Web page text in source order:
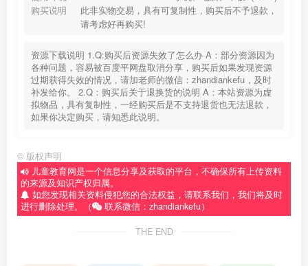
购买说明
此非实物交易，具有可复制性，购买后不予退款，
请考虑好再购买!
资源下载说明 1.Q:购买后资源失效了怎么办 A：部分资源因为
各种问题，容易被百度平网盘取消分享，购买后如果发现资源
过期获得失效的情况，请加老师的微信：zhandiankefu，及时
补发给你。 2.Q：购买后关于退换货的说明 A：本站资源为虚
拟物品，具有复制性，一经购买后是不支持退货也无法退款，
如果你决定购买，请知悉此说明。
© 版权声明
儿童教育网是一个信息分享及获取的平台，不确保所有上传资料
的来源及知识产权归属。
如您发现相关资料侵犯您的合法权益，请联系我们，我们将及时
进行删除处理。（
联系微信：zhandiankefu）
THE END